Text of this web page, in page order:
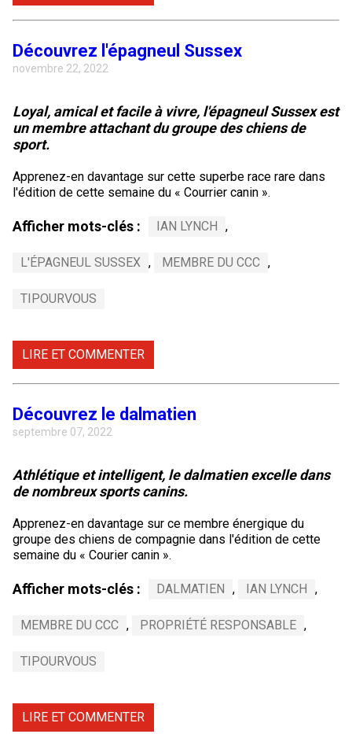
Découvrez l'épagneul Sussex
novembre 22, 2022
Loyal, amical et facile à vivre, l'épagneul Sussex est
un membre attachant du groupe des chiens de
sport.
Apprenez-en davantage sur cette superbe race rare dans
l'édition de cette semaine du « Courrier canin ».
Afficher mots-clés : IAN LYNCH ,
L'ÉPAGNEUL SUSSEX , MEMBRE DU CCC ,
TIPOURVOUS
LIRE ET COMMENTER
Découvrez le dalmatien
septembre 07, 2022
Athlétique et intelligent, le dalmatien excelle dans
de nombreux sports canins.
Apprenez-en davantage sur ce membre énergique du
groupe des chiens de compagnie dans l'édition de cette
semaine du « Courier canin ».
Afficher mots-clés : DALMATIEN , IAN LYNCH ,
MEMBRE DU CCC , PROPRIÉTÉ RESPONSABLE ,
TIPOURVOUS
LIRE ET COMMENTER